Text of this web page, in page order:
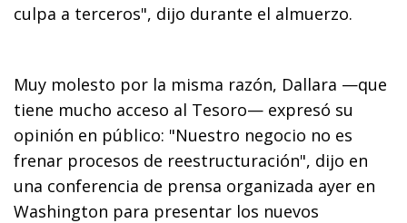
culpa a terceros", dijo durante el almuerzo.
Muy molesto por la misma razón, Dallara —que
tiene mucho acceso al Tesoro— expresó su
opinión en público: "Nuestro negocio no es
frenar procesos de reestructuración", dijo en
una conferencia de prensa organizada ayer en
Washington para presentar los nuevos